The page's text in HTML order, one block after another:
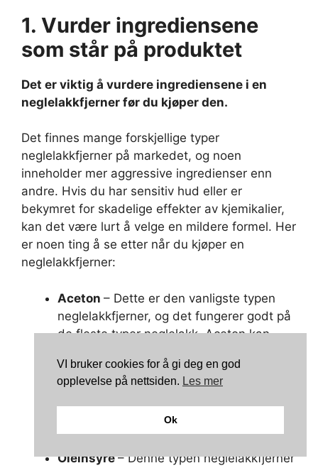
1. Vurder ingrediensene
som står på produktet
Det er viktig å vurdere ingrediensene i en
neglelakkfjerner før du kjøper den.
Det finnes mange forskjellige typer
neglelakkfjerner på markedet, og noen
inneholder mer aggressive ingredienser enn
andre. Hvis du har sensitiv hud eller er
bekymret for skadelige effekter av kjemikalier,
kan det være lurt å velge en mildere formel. Her
er noen ting å se etter når du kjøper en
neglelakkfjerner:
Aceton – Dette er den vanligste typen
neglelakkfjerner, og det fungerer godt på
de fleste typer neglelakk. Aceton kan
viktig å bruke en svamp eller klut til å
unngå direkte kontakt. Ønsker du å lese
mer om aceton, så kan dugjøre nettopp
det hos MedicalNewsToday.com
Oleinsyre– Denne typen neglelakkfjerner
VI bruker cookies for å gi deg en god
opplevelse på nettsiden. Les mer
Ok